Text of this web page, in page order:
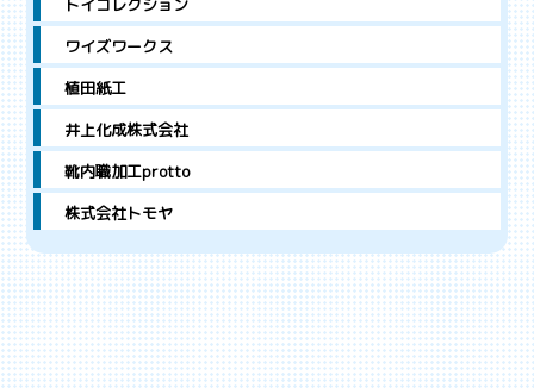
トイコレクション
ワイズワークス
植田紙工
井上化成株式会社
靴内職加工protto
株式会社トモヤ